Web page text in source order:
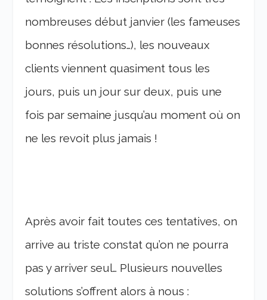
nombreuses début janvier (les fameuses
bonnes résolutions…), les nouveaux
clients viennent quasiment tous les
jours, puis un jour sur deux, puis une
fois par semaine jusqu’au moment où on
ne les revoit plus jamais !
Après avoir fait toutes ces tentatives, on
arrive au triste constat qu’on ne pourra
pas y arriver seul… Plusieurs nouvelles
solutions s’offrent alors à nous :